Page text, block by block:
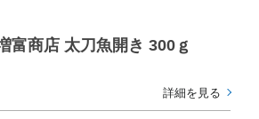
富商店 太刀魚開き 300ｇ
詳細を見る